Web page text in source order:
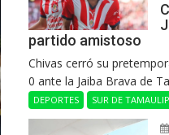
partido amistoso
Chivas cerró su
0 ante la Jaiba Brava de
DEPORTES SUR DE